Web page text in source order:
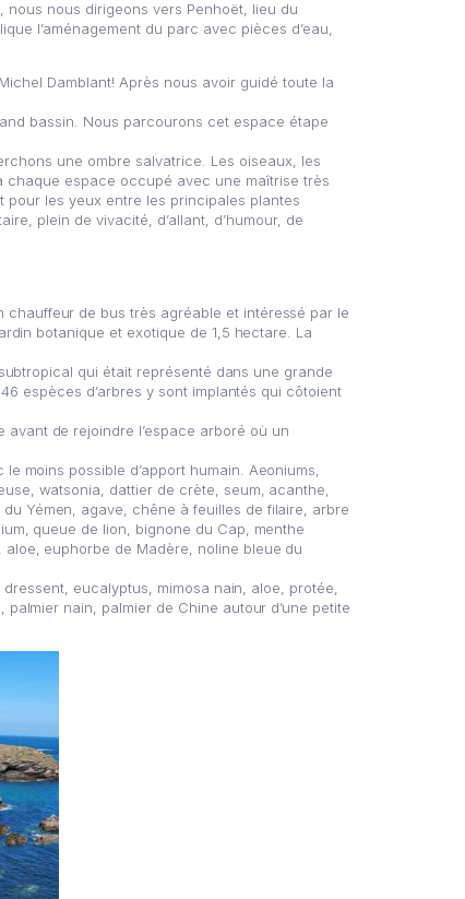
nous dirigeons vers Penhoët, lieu du
l’aménagement du parc avec pièces d’eau,
Damblant! Après nous avoir guidé toute la
bassin. Nous parcourons cet espace étape
une ombre salvatrice. Les oiseaux, les
chaque espace occupé avec une maîtrise très
pour les yeux entre les principales plantes
plein de vivacité, d’allant, d’humour, de
chauffeur de bus très agréable et intéressé par le
botanique et exotique de 1,5 hectare. La
qui était représenté dans une grande
espèces d’arbres y sont implantés qui côtoient
de rejoindre l’espace arboré où un
moins possible d’apport humain. Aeoniums,
watsonia, dattier de crète, seum, acanthe,
Yémen, agave, chêne à feuilles de filaire, arbre
queue de lion, bignone du Cap, menthe
euphorbe de Madère, noline bleue du
eucalyptus, mimosa nain, aloe, protée,
nain, palmier de Chine autour d’une petite